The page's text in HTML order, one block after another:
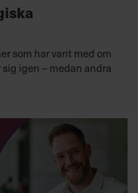
som har varit med om
igen – medan andra